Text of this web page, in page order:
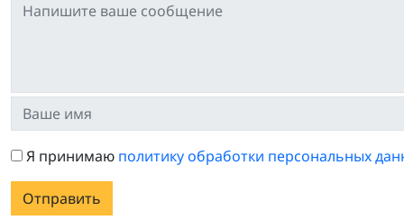
Я принимаю политику обработки персональных
Отправить